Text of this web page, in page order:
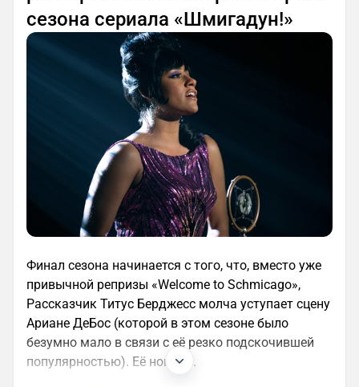
сезона сериала «Шмигадун!»
Финал сезона начинается с того, что, вместо уже
привычной репризы «Welcome to Schmicago»,
Рассказчик Титус Берджесс молча уступает сцену
Ариане ДеБос (которой в этом сезоне было
безумно мало в связи с её резко подскочившей
популярностью). Её номер...